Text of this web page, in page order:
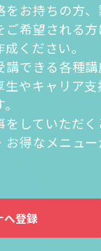
をお持ちの方、
希望される方
ください。
講できる各種講
生やキャリア支
していただく
お得なメニュ
へ登録